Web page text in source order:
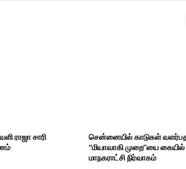
ராஜா சாரி
சென்னையில் காடுகள்
“மியாவாகி முறை”யை
மாநகராட்சி நிர்வாகம்